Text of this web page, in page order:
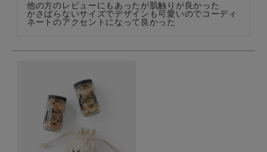
他の方のレビューにもあったが肌触りが良かった
かさばらないサイズでデザインも可愛いのでコーディ
ネートのアクセントになって良かった